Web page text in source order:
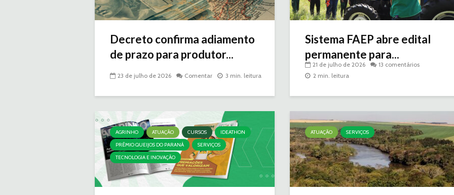
Decreto confirma adiamento
de prazo para produtor...
23 de julho de 2026 Comentar 3 min. leitura
Sistema FAEP abre edital
permanente para...
21 de julho de 2026
13 comentários
2 min. leitura
AGRINHO ATUAÇÃO CURSOS
IDEATHON
PRÊMIO QUEIJOS DO PARANÁ
SERVIÇOS
TECNOLOGIA E INOVAÇÃO
ATUAÇÃO SERVIÇOS